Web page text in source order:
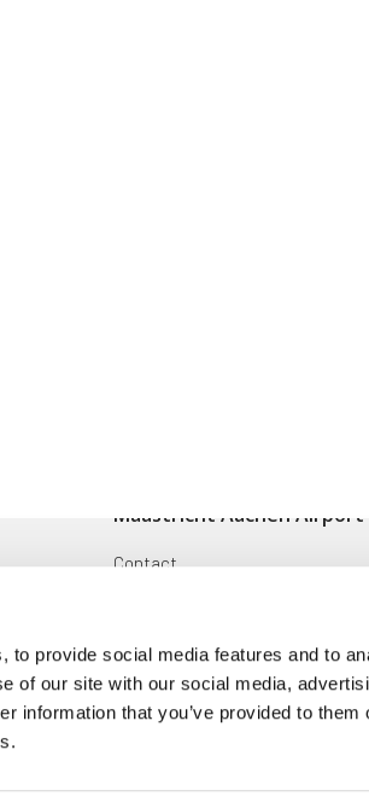
to provide social media features and to
of our site with our social media,
information that you’ve provided to them
Maastricht Aachen Airport
Contact
Voorwaarden en reglementen
Disclaimer